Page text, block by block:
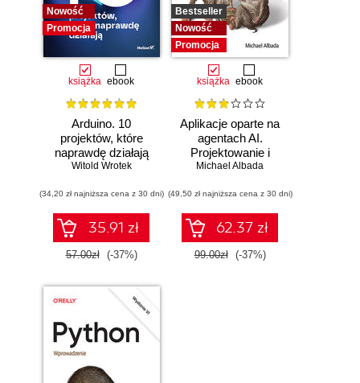
Nowość
Promocja
książka ebook
Arduino. 10
projektów, które
naprawdę działają
Witold Wrotek
(34,20 zł najniższa cena z 30 dni)
35.91 zł
57.00zł (-37%)
Bestseller
Nowość
Promocja
książka ebook
Aplikacje oparte na
agentach AI.
Projektowanie i
wdrażanie
wieloagentowych
Michael Albada
(49,50 zł najniższa cena z 30 dni)
62.37 zł
99.00zł (-37%)